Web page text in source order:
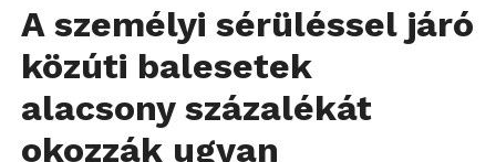
A személyi sérüléssel járó
közúti balesetek
alacsony százalékát
okozzák ugyan